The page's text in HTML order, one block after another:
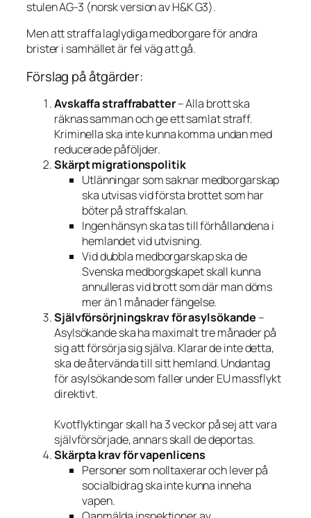
stulen AG-3 (norsk version av H&K G3).
Men att straffa laglydiga medborgare för andra
brister i samhället är fel väg att gå.
Förslag på åtgärder:
Avskaffa straffrabatter– Alla brott ska
räknas samman och ge ett samlat straff.
Kriminella ska inte kunna komma undan med
reducerade påföljder.
Skärpt migrationspolitik
Utlänningar som saknar medborgarskap
ska utvisas vid första brottet som har
böter på straffskalan.
Ingen hänsyn ska tas till förhållandena i
hemlandet vid utvisning.
Vid dubbla medborgarskap ska de
Svenska medborgskapet skall kunna
annulleras vid brott som där man döms
mer än 1 månader fängelse.
Självförsörjningskrav för asylsökande –
Asylsökande ska ha maximalt tre månader på
sig att försörja sig själva. Klarar de inte detta,
ska de återvända till sitt hemland. Undantag
för asylsökande som faller under EU massflykt
direktivt.
Kvotflyktingar skall ha 3 veckor på sej att vara
självförsörjade, annars skall de deportas.
Skärpta krav för vapenlicens
Personer som nolltaxerar och lever på
socialbidrag ska inte kunna inneha
vapen.